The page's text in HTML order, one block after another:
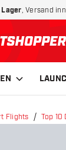
, Versand
zurück zur
Flights Top 10